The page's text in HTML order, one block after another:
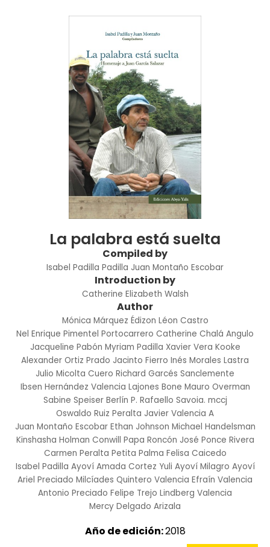
La palabra está suelta
Compiled by
Isabel Padilla Padilla Juan Montaño Escobar
Introduction by
Catherine Elizabeth Walsh
Author
Mónica Márquez Édizon Léon Castro
Nel Enrique Pimentel Portocarrero Catherine Chalá Angulo
Jacqueline Pabón Myriam Padilla Xavier Vera Kooke
Alexander Ortiz Prado Jacinto Fierro Inés Morales Lastra
Julio Micolta Cuero Richard Garcés Sanclemente
Ibsen Hernández Valencia Lajones Bone Mauro Overman
Sabine Speiser Berlín P. Rafaello Savoia. mccj
Oswaldo Ruiz Peralta Javier Valencia A
Juan Montaño Escobar Ethan Johnson Michael Handelsman
Kinshasha Holman Conwill Papa Roncón José Ponce Rivera
Carmen Peralta Petita Palma Felisa Caicedo
Isabel Padilla Ayoví Amada Cortez Yuli Ayoví Milagro Ayoví
Ariel Preciado Milcíades Quintero Valencia Efraín Valencia
Antonio Preciado Felipe Trejo Lindberg Valencia
Mercy Delgado Arizala
Año de edición:2018